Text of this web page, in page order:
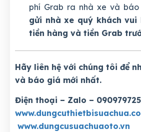
phí Grab ra nhà xe và
gửi nhà xe quý khách
tiền hàng và tiền Grab
Hãy liên hệ với chúng tôi để
và báo giá mới nhất.
Điện thoại – Zalo –
www.dungcusuachuaoto.vn